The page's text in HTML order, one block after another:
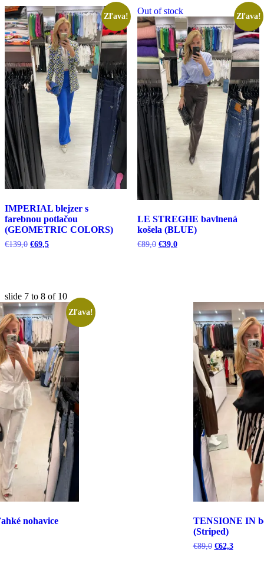
Zľava!
IMPERIAL blejzer s
farebnou potlačou
(GEOMETRIC COLORS)
€139,0 Pôvodná
€69,5Aktuálna
Out of stock
Zľava!
LE STREGHE bavlnená
košela (BLUE)
€89,0 Pôvodná
€39,0Aktuálna
slide 7 to 8 of 10
Zľava!
nohavice
TENSIONE IN
(Striped)
€89,0 Pôvodná
€62,3Aktuálna